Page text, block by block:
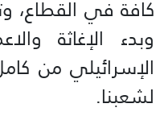
كافة في القطاع،
وبدء الإغاثة
الإسرائيلي من
لشعبنا.